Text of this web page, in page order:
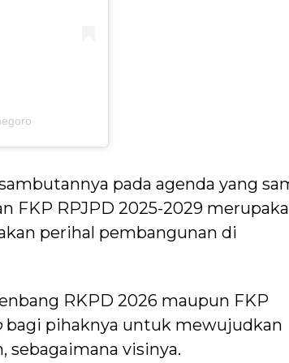
pada agenda yang
FKP RPJPD 2025-2029
perihal pembangunan di
RKPD 2026 maupun FKP
bagi pihaknya untuk mewujudkan
sebagaimana visinya.